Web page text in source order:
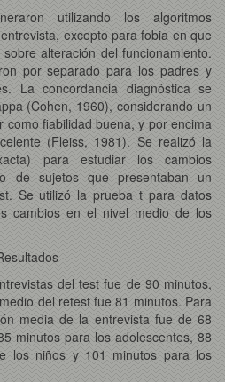
utilizando los algoritmos
excepto para fobia en que
alteración del funcionamiento.
por separado para los padres y
La concordancia diagnóstica se
(Cohen, 1960), considerando un
fiabilidad buena, y por encima
(Fleiss, 1981). Se realizó la
para estudiar los cambios
de sujetos que presentaban un
Se utilizó la prueba t para datos
cambios en el nivel medio de los
del test fue de 90 minutos,
del retest fue 81 minutos. Para
media de la entrevista fue de 68
minutos para los adolescentes, 88
los niños y 101 minutos para los